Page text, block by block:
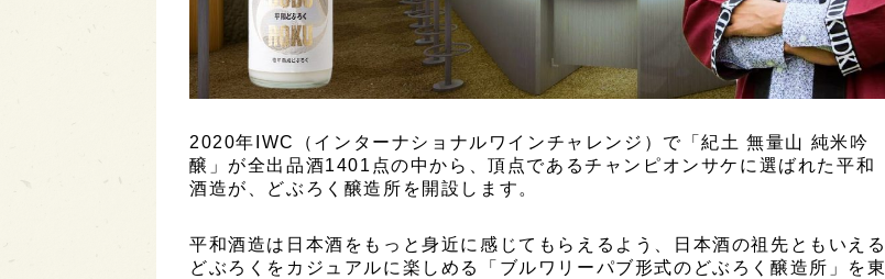
2020年IWC（インターナショナルワインチャレンジ）で「紀土 無量山 純米吟
醸」が全出品酒1401点の中から、頂点であるチャンピオンサケに選ばれた平和
酒造が、どぶろく醸造所を開設します。
平和酒造は日本酒をもっと身近に感じてもらえるよう、日本酒の祖先ともいえる
どぶろくをカジュアルに楽しめる「ブルワリーパブ形式のどぶろく醸造所」を東